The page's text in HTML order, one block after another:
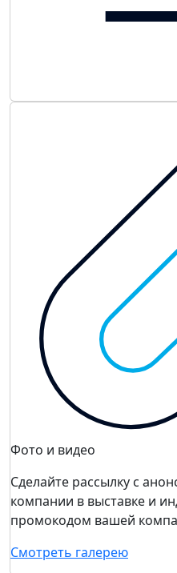
Фото и видео
Сделайте рассылку с
компании в выставке и
промокодом вашей
Смотреть галерею